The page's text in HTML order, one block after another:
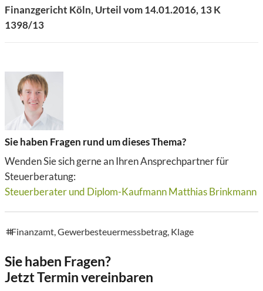
Finanzgericht Köln, Urteil vom 14.01.2016, 13 K
1398/13
Sie haben Fragen rund um dieses Thema?
Wenden Sie sich gerne an Ihren Ansprechpartner für
Steuerberatung:
Steuerberater und Diplom-Kaufmann Matthias Brinkmann
tags
Finanzamt,Gewerbesteuermessbetrag, Klage
Sie haben Fragen?
Jetzt Termin vereinbaren